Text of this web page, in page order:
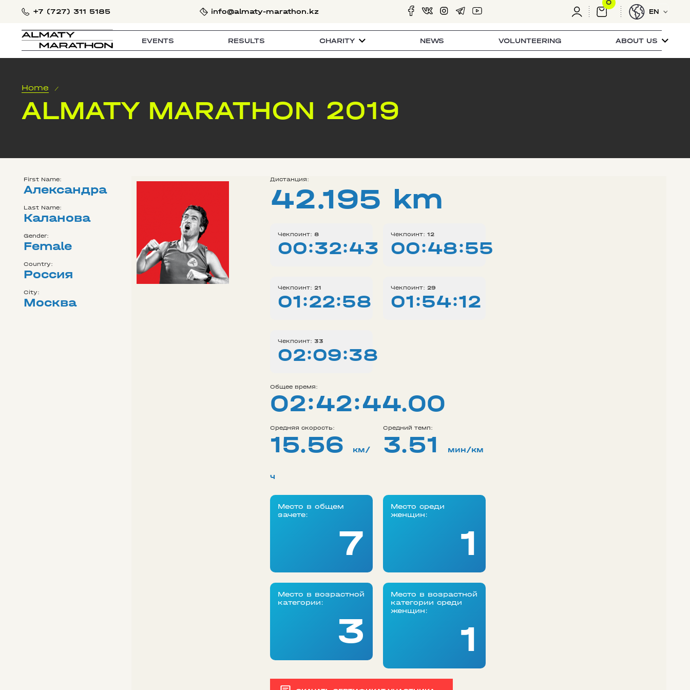
+7 (727) 311 5185 info@almaty-marathon.kz
0
EN
EVENTS RESULTS CHARITY NEWS VOLUNTEERING ABOUT US
Home /
ALMATY MARATHON 2019
First Name:
Александра
Last Name:
Каланова
Gender:
Female
Country:
Россия
City:
Москва
Дистанция:
42.195 km
Чекпоинт: 8
00:32:43
Чекпоинт: 12
00:48:55
Чекпоинт: 21
01:22:58
Чекпоинт: 29
01:54:12
Чекпоинт: 33
02:09:38
Общее время:
02:42:44.00
Средняя скорость:
15.56 км/
ч
Средний темп:
3.51 мин/км
Место в общем
зачете:
7
Место среди
женщин:
1
Место в возрастной
категории:
3
Место в возрастной
категории среди
женщин:
1